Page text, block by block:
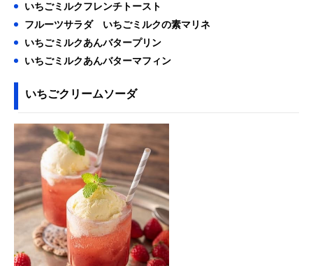
いちごミルクフレンチトースト
フルーツサラダ いちごミルクの素マリネ
いちごミルクあんバタープリン
いちごミルクあんバターマフィン
いちごクリームソーダ